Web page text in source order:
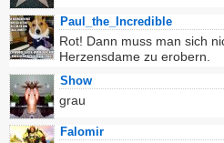
Paul_the_Incredible
Rot! Dann muss man sich
Herzensdame zu erobern.
Show
grau
Falomir